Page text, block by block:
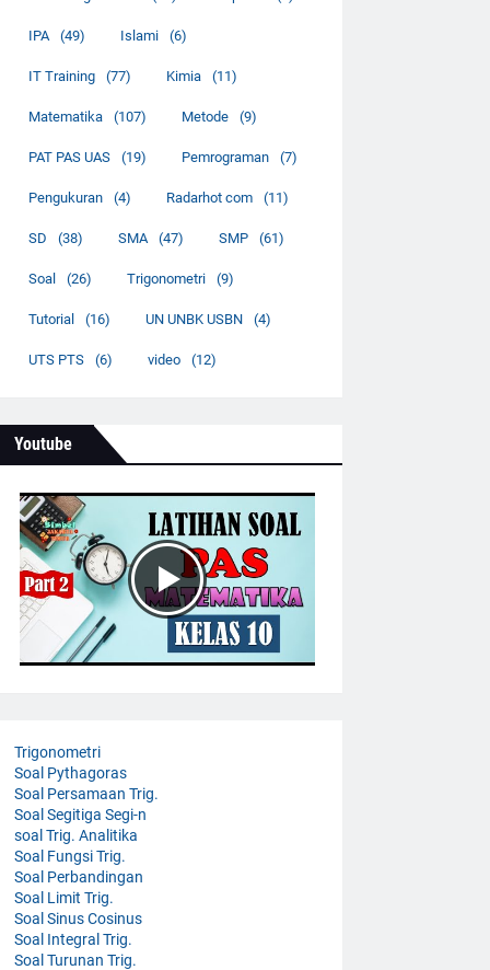
IPA (49) Islami (6)
IT Training (77) Kimia (11)
Matematika (107) Metode (9)
PAT PAS UAS (19) Pemrograman (7)
Pengukuran (4) Radarhot com (11)
SD (38) SMA (47) SMP (61)
Soal (26) Trigonometri (9)
Tutorial (16) UN UNBK USBN (4)
UTS PTS (6) video (12)
Youtube
Trigonometri
Soal Pythagoras
Soal Persamaan Trig.
Soal Segitiga Segi-n
soal Trig. Analitika
Soal Fungsi Trig.
Soal Perbandingan
Soal Limit Trig.
Soal Sinus Cosinus
Soal Integral Trig.
Soal Turunan Trig.